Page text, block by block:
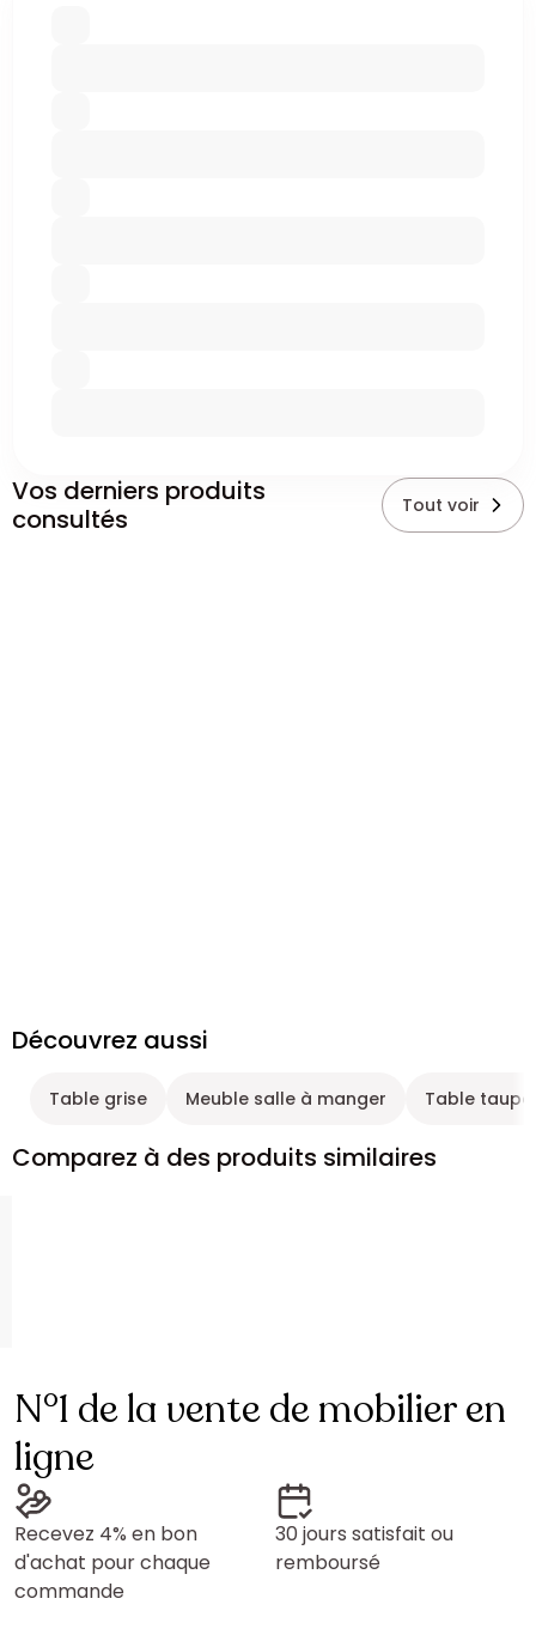
Vos derniers produits
consultés
Tout voir
Découvrez aussi
Table grise Meuble salle à manger Table taupe
Comparez à des produits similaires
N°1 de la vente de mobilier en
ligne
Recevez 4% en bon
d'achat pour chaque
commande
30 jours satisfait ou
remboursé